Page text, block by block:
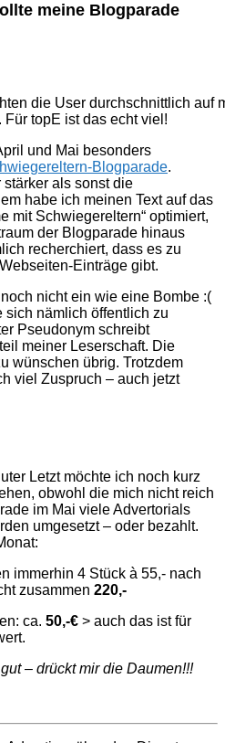
meine Blogparade
die User durchschnittlich auf
topE ist das echt viel!
und Mai besonders
Blogparade.
als sonst die
habe ich meinen Text auf das
mit Schwiegereltern“ optimiert,
der Blogparade hinaus
recherchiert, dass es zu
Einträge gibt.
nicht ein wie eine Bombe :(
nämlich öffentlich zu
Pseudonym schreibt
meiner Leserschaft. Die
wünschen übrig. Trotzdem
viel Zuspruch – auch jetzt
Letzt möchte ich noch kurz
obwohl die mich nicht reich
im Mai viele Advertorials
umgesetzt – oder bezahlt.
immerhin 4 Stück à 55,- nach
zusammen 220,-
ca. 50,-€ > auch das ist für
– drückt mir die Daumen!!!